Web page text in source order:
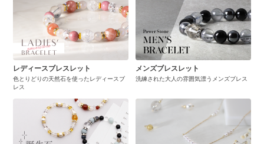
レディースブレスレット
色とりどりの天然石を使ったレディースブ
レス
メンズブレスレット
洗練された大人の雰囲気漂うメンズブレス